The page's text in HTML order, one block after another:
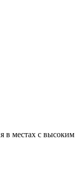
в местах с